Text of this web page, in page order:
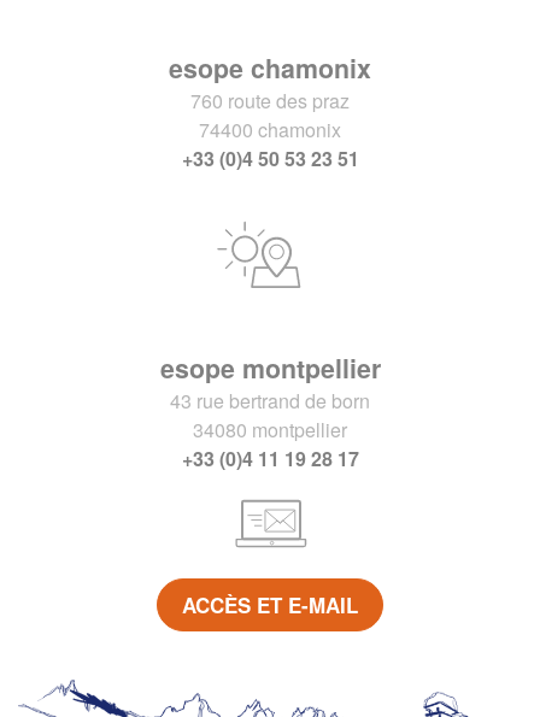
esope chamonix
760 route des praz
74400 chamonix
+33 (0)4 50 53 23 51
esope montpellier
43 rue bertrand de born
34080 montpellier
+33 (0)4 11 19 28 17
ACCÈS ET E-MAIL